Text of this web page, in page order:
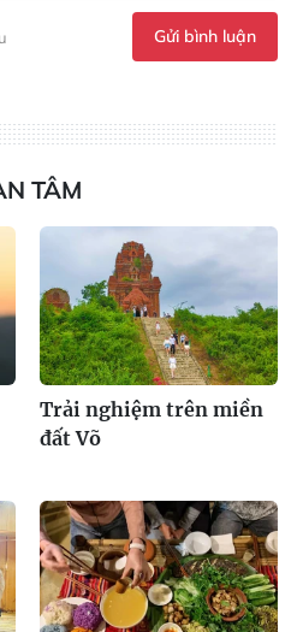
Gửi bình luận
TÂM
Trải nghiệm trên miền
đất Võ